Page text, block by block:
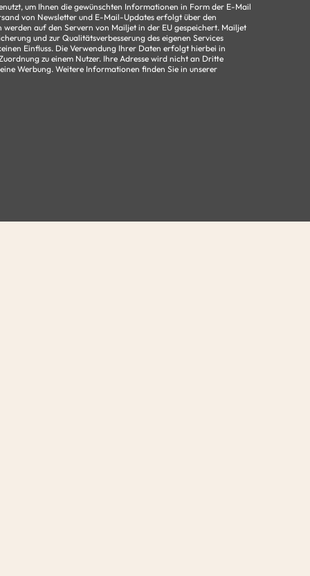
um Ihnen die gewünschten Informationen in Form der E-Mail
von Newsletter und E-Mail-Updates erfolgt über den
werden auf den Servern von Mailjet in der EU gespeichert. Mailjet
und zur Qualitätsverbesserung des eigenen Services
Einfluss. Die Verwendung Ihrer Daten erfolgt hierbei in
zu einem Nutzer. Ihre Adresse wird nicht an Dritte
Werbung. Weitere Informationen finden Sie in unserer